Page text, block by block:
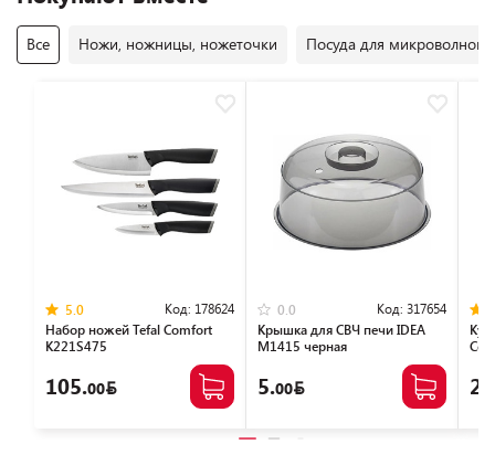
Все Ножи, ножницы, ножеточки Посуда для
5.0 Код: 178624
Набор ножей Tefal Сomfort
K221S475
105.00
0.0 Код: 317654
Крышка для СВЧ печи IDEA
М1415 черная
5.00